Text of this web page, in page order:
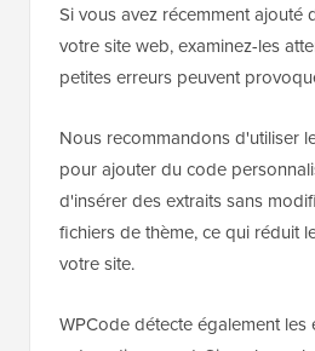
Si vous avez récemment ajouté
votre site web, examinez-les
petites erreurs peuvent
Nous recommandons d'utiliser
pour ajouter du code
d'insérer des extraits sans
fichiers de thème, ce qui réduit
votre site.
WPCode détecte également les